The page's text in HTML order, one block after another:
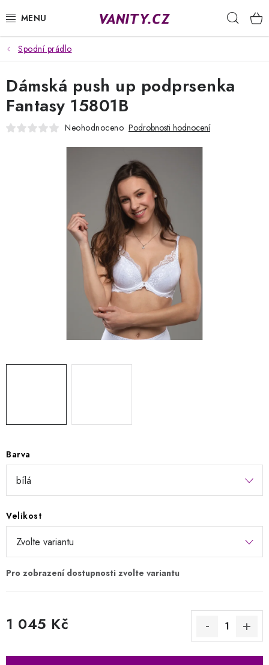
na
KABELKY
SPODNÍ PRÁDLO
PUNČOCHY
Jak nakupovat
Obchodní podmínky
Podmínky ochrany osobních údajů
Napište nám
Reklamace a vrácení zboží
Spodní prádlo
Barva
Velikost
1 045 Kč
Dámská push up podprsenka
Fantasy 15801B
Neohodnoceno Podrobnosti hodnocení